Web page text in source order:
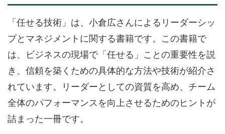
「任せる技術」は、小倉広さんによるリーダーシッ
プとマネジメントに関する書籍です。この書籍で
は、ビジネスの現場で「任せる」ことの重要性を説
き、信頼を築くための具体的な方法や技術が紹介さ
れています。リーダーとしての資質を高め、チーム
全体のパフォーマンスを向上させるためのヒントが
詰まった一冊です。